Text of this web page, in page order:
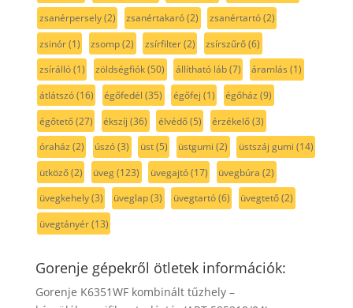
zsanérpersely(2) zsanértakaró(2) zsanértartó(2)
zsinór(1) zsomp(2) zsírfilter(2) zsírszűrő(6)
zsírálló(1) zöldségfiók(50) állítható láb(7) áramlás (1)
átlátszó(16) égőfedél (35) égőfej (1) égőház (9)
égőtető(27) ékszíj (36) élvédő(5) érzékelő(3)
óraház (2) úszó(3) üst(5) üstgumi (2) üstszáj gumi (14)
ütköző(2) üveg(123) üvegajtó(17) üvegbúra (2)
üvegkehely(3) üveglap(3) üvegtartó(6) üvegtető(2)
üvegtányér(13)
Gorenje gépekről ötletek információk:
Gorenje K6351WF kombinált tűzhely –